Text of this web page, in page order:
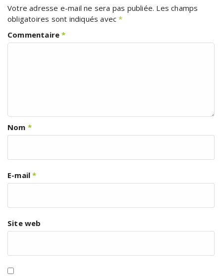
Votre adresse e-mail ne sera pas publiée. Les champs
obligatoires sont indiqués avec*
Commentaire*
Nom *
E-mail*
Site web